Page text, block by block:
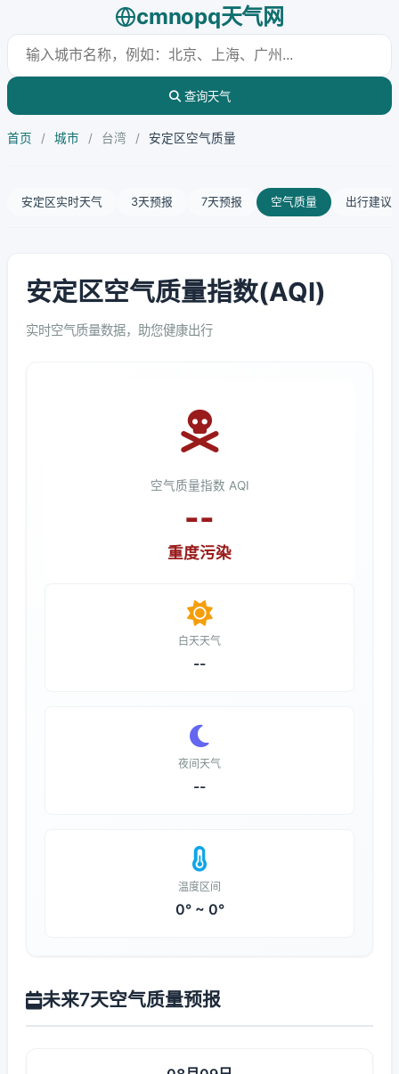
cmnopq天气网
查询天气
首页 / 城市 / 台湾 / 安定区空气质量
安定区实时天气 3天预报 7天预报 空气质量 出行建议
安定区空气质量指数(AQI)
实时空气质量数据，助您健康出行
空气质量指数 AQI
--
重度污染
白天天气
--
夜间天气
--
温度区间
0° ~ 0°
未来7天空气质量预报